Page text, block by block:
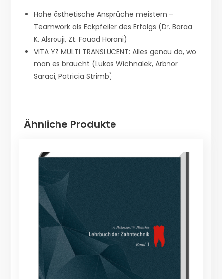
Hohe ästhetische Ansprüche meistern –
Teamwork als Eckpfeiler des Erfolgs (Dr. Baraa
K. Alsrouji, Zt. Fouad Horani)
VITA YZ MULTI TRANSLUCENT: Alles genau da, wo
man es braucht (Lukas Wichnalek, Arbnor
Saraci, Patricia Strimb)
Ähnliche Produkte